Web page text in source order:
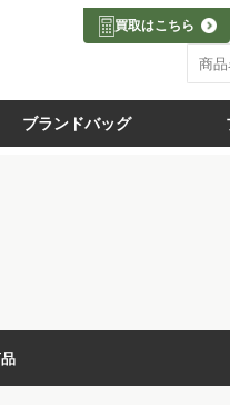
買取はこちら
ブランドバッグ